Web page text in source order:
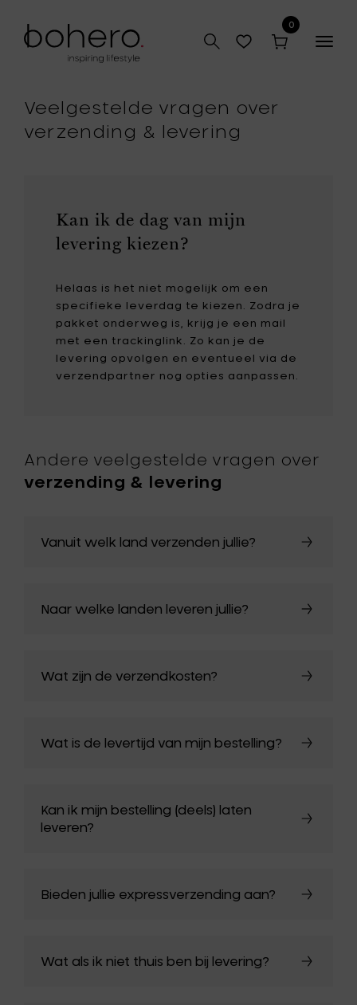
0
Veelgestelde vragen over
verzending & levering
Kan ik de dag van mijn
levering kiezen?
Helaas is het niet mogelijk om een
specifieke leverdag te kiezen. Zodra je
pakket onderweg is, krijg je een mail
met een trackinglink. Zo kan je de
levering opvolgen en eventueel via de
verzendpartner nog opties aanpassen.
Andere veelgestelde vragen over
verzending & levering
Vanuit welk land verzenden jullie?
Naar welke landen leveren jullie?
Wat zijn de verzendkosten?
Wat is de levertijd van mijn bestelling?
Kan ik mijn bestelling (deels) laten
leveren?
Bieden jullie expressverzending aan?
Wat als ik niet thuis ben bij levering?